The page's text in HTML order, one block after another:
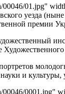
00046/01.jpg"
уезда
премии
науки и
00046/0001.jpg"